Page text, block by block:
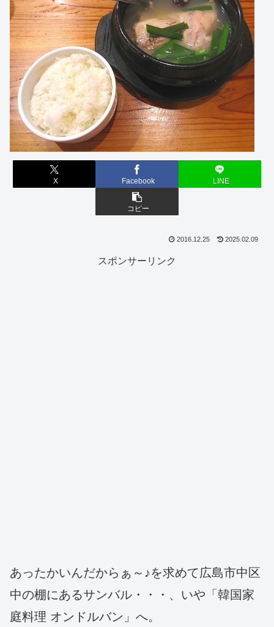
X Facebook LINE
コピー
2016.12.25 2025.02.09
スポンサーリンク
あったかいんだからぁ～♪を求めて広島市中区
中の棚にあるサンバル・・・、いや「韓国家
庭料理 オンドルバン」へ。